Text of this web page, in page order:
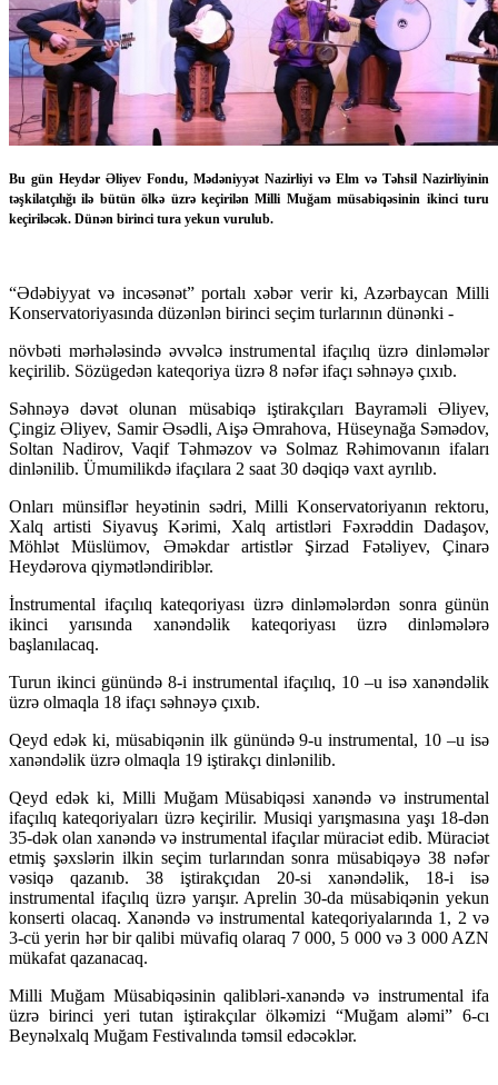
Bu gün Heydər Əliyev Fondu, Mədəniyyət Nazirliyi və Elm və Təhsil Nazirliyinin
təşkilatçılığı ilə bütün ölkə üzrə keçirilən Milli Muğam müsabiqəsinin ikinci turu
keçiriləcək. Dünən birinci tura yekun vurulub.
“Ədəbiyyat və incəsənət” portalı xəbər verir ki, Azərbaycan Milli
Konservatoriyasında düzənlən birinci seçim turlarının dünənki -
növbəti mərhələsində əvvəlcə instrumental ifaçılıq üzrə dinləmələr
keçirilib. Sözügedən kateqoriya üzrə 8 nəfər ifaçı səhnəyə çıxıb.
Səhnəyə dəvət olunan müsabiqə iştirakçıları Bayraməli Əliyev,
Çingiz Əliyev, Samir Əsədli, Aişə Əmrahova, Hüseynağa Səmədov,
Soltan Nadirov, Vaqif Təhməzov və Solmaz Rəhimovanın ifaları
dinlənilib. Ümumilikdə ifaçılara 2 saat 30 dəqiqə vaxt ayrılıb.
Onları münsiflər heyətinin sədri, Milli Konservatoriyanın rektoru,
Xalq artisti Siyavuş Kərimi, Xalq artistləri Fəxrəddin Dadaşov,
Möhlət Müslümov, Əməkdar artistlər Şirzad Fətəliyev, Çinarə
Heydərova qiymətləndiriblər.
İnstrumental ifaçılıq kateqoriyası üzrə dinləmələrdən sonra günün
ikinci yarısında xanəndəlik kateqoriyası üzrə dinləmələrə
başlanılacaq.
Turun ikinci günündə 8-i instrumental ifaçılıq, 10 –u isə xanəndəlik
üzrə olmaqla 18 ifaçı səhnəyə çıxıb.
Qeyd edək ki, müsabiqənin ilk günündə 9-u instrumental, 10 –u isə
xanəndəlik üzrə olmaqla 19 iştirakçı dinlənilib.
Qeyd edək ki, Milli Muğam Müsabiqəsi xanəndə və instrumental
ifaçılıq kateqoriyaları üzrə keçirilir. Musiqi yarışmasına yaşı 18-dən
35-dək olan xanəndə və instrumental ifaçılar müraciət edib. Müraciət
etmiş şəxslərin ilkin seçim turlarından sonra müsabiqəyə 38 nəfər
vəsiqə qazanıb. 38 iştirakçıdan 20-si xanəndəlik, 18-i isə
instrumental ifaçılıq üzrə yarışır. Aprelin 30-da müsabiqənin yekun
konserti olacaq. Xanəndə və instrumental kateqoriyalarında 1, 2 və
3-cü yerin hər bir qalibi müvafiq olaraq 7 000, 5 000 və 3 000 AZN
mükafat qazanacaq.
Milli Muğam Müsabiqəsinin qalibləri-xanəndə və instrumental ifa
üzrə birinci yeri tutan iştirakçılar ölkəmizi “Muğam aləmi” 6-cı
Beynəlxalq Muğam Festivalında təmsil edəcəklər.